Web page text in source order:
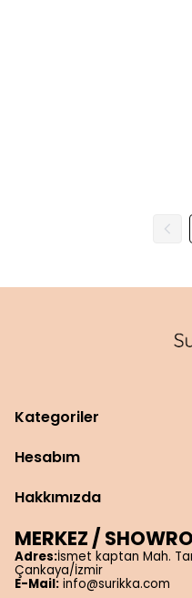
Kategoriler
Hesabım
Hakkımızda
MERKEZ /
Adres:İsmet kaptan Mah.
Çankaya/İzmir
E-Mail: info@surikka.com